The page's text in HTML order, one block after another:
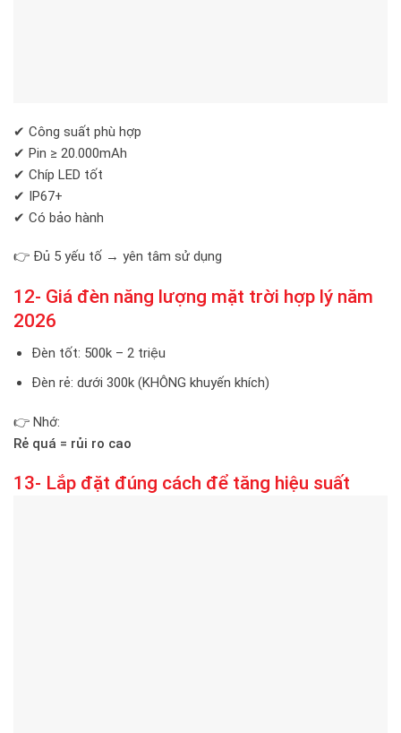
✔ Công suất phù hợp
✔ Pin ≥ 20.000mAh
✔ Chíp LED tốt
✔ IP67+
✔ Có bảo hành
👉 Đủ 5 yếu tố → yên tâm sử dụng
12- Giá đèn năng lượng mặt trời hợp lý năm
2026
Đèn tốt: 500k – 2 triệu
Đèn rẻ: dưới 300k (KHÔNG khuyến khích)
👉 Nhớ:
Rẻ quá = rủi ro cao
13- Lắp đặt đúng cách để tăng hiệu suất